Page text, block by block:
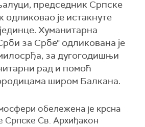
председник Српске
је истакнуте
Хуманитарна
за Србе" одликована је
за дугогодишњи
рад и помоћ
широм Балкана.
обележена је крсна
Српске Св. Архиђакон